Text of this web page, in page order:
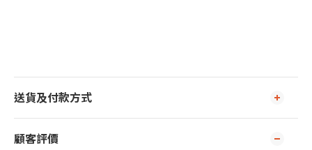
送貨及付款方式
顧客評價